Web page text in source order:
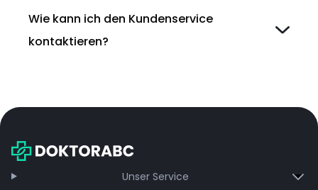
Wie kann ich den Kundenservice
kontaktieren?
Unser Service